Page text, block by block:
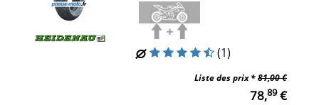
(1)
Liste des prix *81,00 €
78,89€